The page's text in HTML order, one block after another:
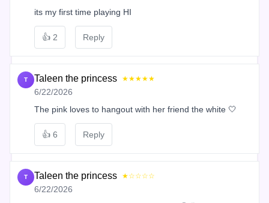
its my first time playing HI
👍 2 Reply
T Taleen the princess ★★★★★
6/22/2026
The pink loves to hangout with her friend the white 🤍
👍 6 Reply
T Taleen the princess ★☆☆☆☆
6/22/2026